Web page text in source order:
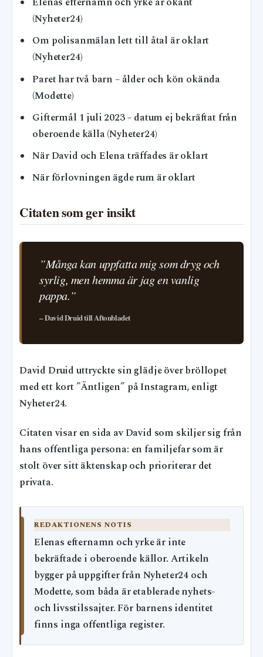
(Nyheter24)
Om polisanmälan lett till åtal är oklart
(Nyheter24)
Paret har två barn – ålder och kön okända
(Modette)
Giftermål 1 juli 2023 – datum ej bekräftat från
oberoende källa (Nyheter24)
När David och Elena träffades är oklart
När förlovningen ägde rum är oklart
Citaten som ger insikt
”Många kan uppfatta mig som dryg och
syrlig, men hemma är jag en vanlig
pappa.”
– David Druid till Aftonbladet
David Druid uttryckte sin glädje över bröllopet
med ett kort ”Äntligen” på Instagram, enligt
Nyheter24.
Citaten visar en sida av David som skiljer sig från
hans offentliga persona: en familjefar som är
stolt över sitt äktenskap och prioriterar det
privata.
REDAKTIONENS NOTIS
Elenas efternamn och yrke är inte
bekräftade i oberoende källor. Artikeln
bygger på uppgifter från Nyheter24 och
Modette, som båda är etablerade nyhets-
och livsstilssajter. För barnens identitet
finns inga offentliga register.